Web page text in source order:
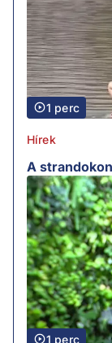
1 perc
Hírek
A
1 perc